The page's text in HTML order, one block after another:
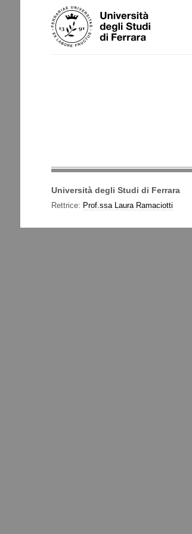
Salta
ai
contenuti.
Strumenti
personali
Università degli Studi di Ferrara
Rettrice: Prof.ssa Laura Ramaciotti